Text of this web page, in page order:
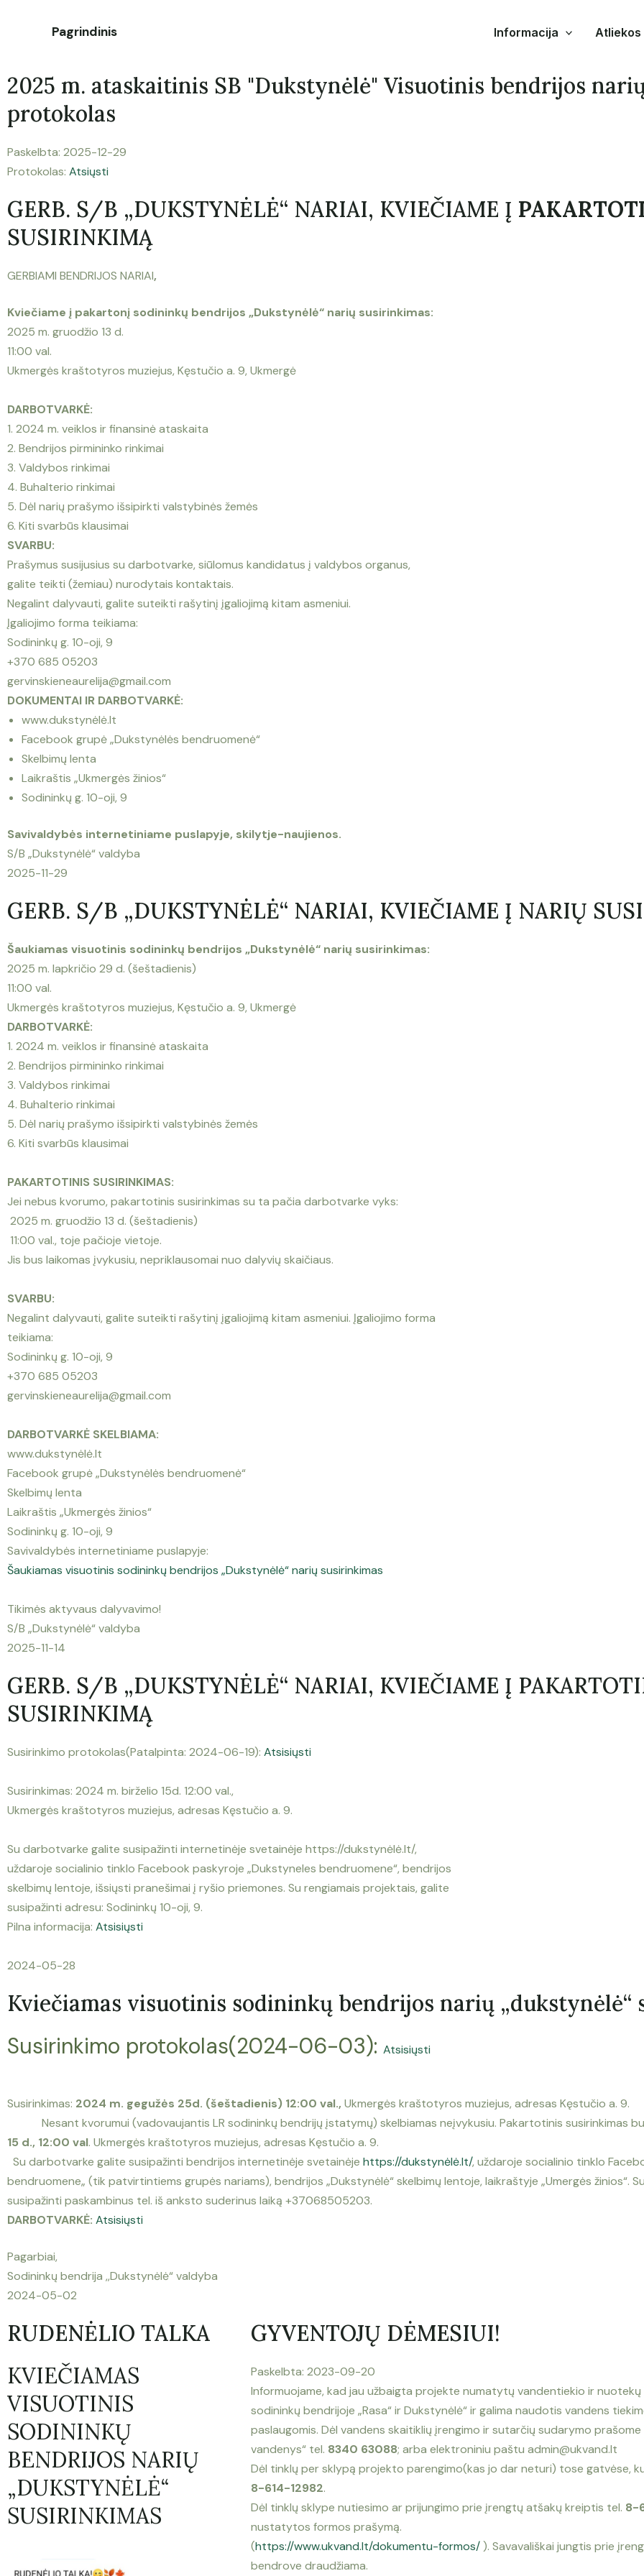
Pagrindinis Informacija Atliekos
2025 m. ataskaitinis SB "Dukstynėlė" Visuotinis bendrijos
protokolas
Paskelbta: 2025-12-29
Protokolas: Atsiųsti
GERB. S/B „DUKSTYNĖLĖ“ NARIAI, KVIEČIAME Į
SUSIRINKIMĄ
GERBIAMI BENDRIJOS NARIAI,
Kviečiame į pakartonį sodininkų bendrijos „Dukstynėlė“ narių susirinkimas:
2025 m. gruodžio 13 d.
11:00 val.
Ukmergės kraštotyros muziejus, Kęstučio a. 9, Ukmergė
DARBOTVARKĖ:
1. 2024 m. veiklos ir finansinė ataskaita
2. Bendrijos pirmininko rinkimai
3. Valdybos rinkimai
4. Buhalterio rinkimai
5. Dėl narių prašymo išsipirkti valstybinės žemės
6. Kiti svarbūs klausimai
SVARBU:
Prašymus susijusius su darbotvarke, siūlomus kandidatus į valdybos organus,
galite teikti (žemiau) nurodytais kontaktais.
Negalint dalyvauti, galite suteikti rašytinį įgaliojimą kitam asmeniui.
Įgaliojimo forma teikiama:
Sodininkų g. 10-oji, 9
+370 685 05203
gervinskieneaurelija@gmail.com
DOKUMENTAI IR DARBOTVARKĖ:
www.dukstynėlė.lt
Facebook grupė „Dukstynėlės bendruomenė“
Skelbimų lenta
Laikraštis „Ukmergės žinios“
Sodininkų g. 10-oji, 9
Savivaldybės internetiniame puslapyje, skilytje-naujienos.
S/B „Dukstynėlė“ valdyba
2025-11-29
GERB. S/B „DUKSTYNĖLĖ“ NARIAI, KVIEČIAME Į NARIŲ
Šaukiamas visuotinis sodininkų bendrijos „Dukstynėlė“ narių susirinkimas:
2025 m. lapkričio 29 d. (šeštadienis)
11:00 val.
Ukmergės kraštotyros muziejus, Kęstučio a. 9, Ukmergė
DARBOTVARKĖ:
1. 2024 m. veiklos ir finansinė ataskaita
2. Bendrijos pirmininko rinkimai
3. Valdybos rinkimai
4. Buhalterio rinkimai
5. Dėl narių prašymo išsipirkti valstybinės žemės
6. Kiti svarbūs klausimai
PAKARTOTINIS SUSIRINKIMAS:
Jei nebus kvorumo, pakartotinis susirinkimas su ta pačia darbotvarke vyks:
2025 m. gruodžio 13 d. (šeštadienis)
11:00 val., toje pačioje vietoje.
Jis bus laikomas įvykusiu, nepriklausomai nuo dalyvių skaičiaus.
SVARBU:
Negalint dalyvauti, galite suteikti rašytinį įgaliojimą kitam asmeniui. Įgaliojimo forma
teikiama:
Sodininkų g. 10-oji, 9
+370 685 05203
gervinskieneaurelija@gmail.com
DARBOTVARKĖ SKELBIAMA:
www.dukstynėlė.lt
Facebook grupė „Dukstynėlės bendruomenė“
Skelbimų lenta
Laikraštis „Ukmergės žinios“
Sodininkų g. 10-oji, 9
Savivaldybės internetiniame puslapyje:
Šaukiamas visuotinis sodininkų bendrijos „Dukstynėlė“ narių susirinkimas
Tikimės aktyvaus dalyvavimo!
S/B „Dukstynėlė“ valdyba
2025-11-14
GERB. S/B „DUKSTYNĖLĖ“ NARIAI, KVIEČIAME Į
SUSIRINKIMĄ
Susirinkimo protokolas(Patalpinta: 2024-06-19): Atsisiųsti
Susirinkimas: 2024 m. birželio 15d. 12:00 val.,
Ukmergės kraštotyros muziejus, adresas Kęstučio a. 9.
Su darbotvarke galite susipažinti internetinėje svetainėje https://dukstynėlė.lt/,
uždaroje socialinio tinklo Facebook paskyroje „Dukstyneles bendruomene“, bendrijos
skelbimų lentoje, išsiųsti pranešimai į ryšio priemones. Su rengiamais projektais, galite
susipažinti adresu: Sodininkų 10-oji, 9.
Pilna informacija: Atsisiųsti
2024-05-28
Kviečiamas visuotinis sodininkų bendrijos narių „dukstynėlė“
Susirinkimo protokolas(2024-06-03): Atsisiųsti
Susirinkimas: 2024 m. gegužės 25d. (šeštadienis) 12:00 val., Ukmergės kraštotyros muziejus, adresas Kęstučio a. 9.
Nesant kvorumui (vadovaujantis LR sodininkų bendrijų įstatymų) skelbiamas neįvykusiu. Pakartotinis susirinkimas
15 d., 12:00 val. Ukmergės kraštotyros muziejus, adresas Kęstučio a. 9.
Su darbotvarke galite susipažinti bendrijos internetinėje svetainėje https://dukstynėlė.lt/, uždaroje socialinio tinklo
bendruomene„ (tik patvirtintiems grupės nariams), bendrijos „Dukstynėlė“ skelbimų lentoje, laikraštyje „Umergės žinios“.
susipažinti paskambinus tel. iš anksto suderinus laiką +37068505203.
DARBOTVARKĖ: Atsisiųsti
Pagarbiai,
Sodininkų bendrija ,,Dukstynėlė“ valdyba
2024-05-02
RUDENĖLIO TALKA
KVIEČIAMAS
VISUOTINIS
SODININKŲ
BENDRIJOS NARIŲ
„DUKSTYNĖLĖ“
SUSIRINKIMAS
GYVENTOJŲ DĖMESIUI!
Paskelbta: 2023-09-20
Informuojame, kad jau užbaigta projektenumatytų vandentiekio ir nuotekų
sodininkų bendrijoje „Rasa“ irDukstynėlė“ ir galima naudotis vandens
paslaugomis.Dėl vandens skaitiklių įrengimo ir sutarčiųsudarymo
vandenys“ tel. 8340 63088; arbaelektroniniu paštu admin@ukvand.lt
Dėl tinklų per sklypą projekto parengimo(kas jo dar neturi) tose gatvėse,
8-614-12982.
Dėl tinklų sklype nutiesimo ar prijungimoprie įrengtų atšakų kreiptis tel. 8-
nustatytos formos prašymą.
(https://www.ukvand.lt/dokumentu-formos/). Savavališkaijungtis prie
bendrovedraudžiama.